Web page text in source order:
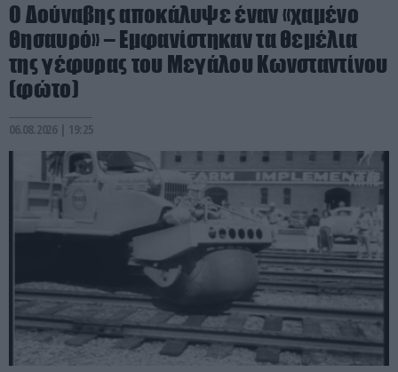
Ο Δούναβης αποκάλυψε έναν «χαμένο
θησαυρό» – Εμφανίστηκαν τα θεμέλια
της γέφυρας του Μεγάλου Κωνσταντίνου
(φώτο)
06.08.2026 | 19:25